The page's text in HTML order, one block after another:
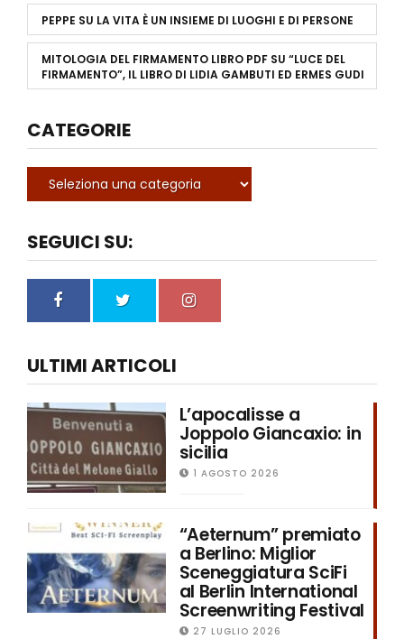
PEPPE SU LA VITA È UN INSIEME DI LUOGHI E DI PERSONE
MITOLOGIA DEL FIRMAMENTO LIBRO PDF SU “LUCE DEL
FIRMAMENTO”, IL LIBRO DI LIDIA GAMBUTI ED ERMES GUDI
CATEGORIE
SEGUICI SU:
ULTIMI ARTICOLI
L’apocalisse a
Joppolo Giancaxio: in
sicilia
1 AGOSTO 2026
“Aeternum” premiato
a Berlino: Miglior
Sceneggiatura SciFi
al Berlin International
Screenwriting Festival
27 LUGLIO 2026